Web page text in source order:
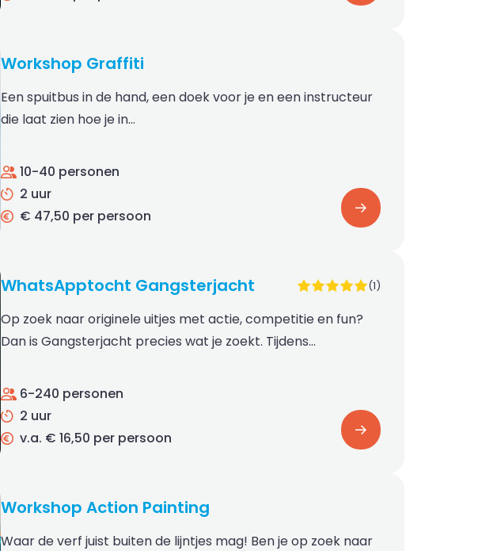
Workshop Graffiti
Een spuitbus in de hand, een doek voor je en een instructeur
die laat zien hoe je in…
10-40 personen
2 uur
€ 47,50 per persoon
WhatsApptocht Gangsterjacht (1)
Op zoek naar originele uitjes met actie, competitie en fun?
Dan is Gangsterjacht precies wat je zoekt. Tijdens…
6-240 personen
2 uur
v.a. € 16,50 per persoon
Workshop Action Painting
Waar de verf juist buiten de lijntjes mag! Ben je op zoek naar